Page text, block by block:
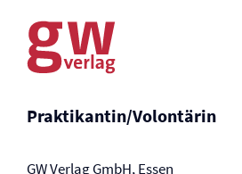
Praktikantin/Volontärin
GW Verlag GmbH, Essen